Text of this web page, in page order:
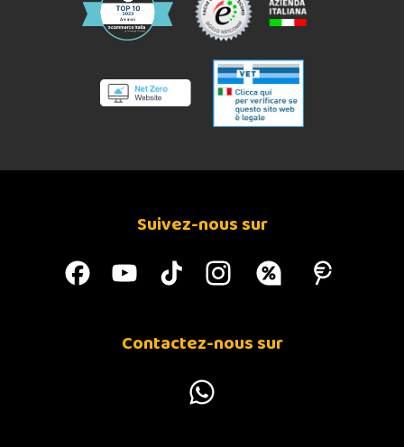
Constituants analytiques :
Suivez-nous sur
Contactez-nous sur